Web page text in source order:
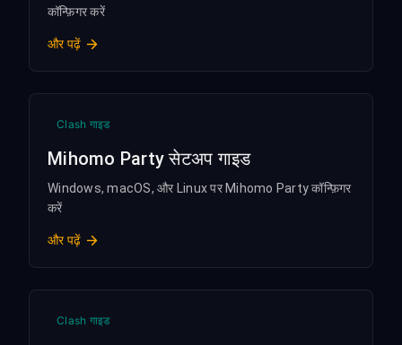
कॉन्फ़िगर करें
और पढ़ें
Clash गाइड
Mihomo Party सेटअप गाइड
Windows, macOS, और Linux पर Mihomo Party कॉन्फ़िगर
करें
और पढ़ें
Clash गाइड